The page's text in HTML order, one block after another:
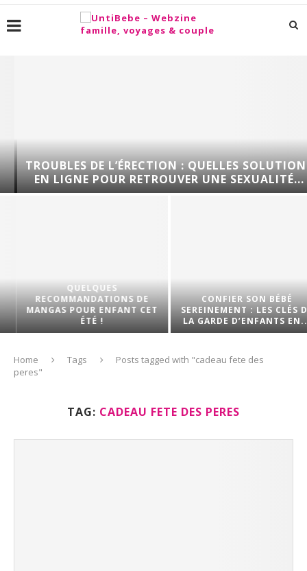
TROUBLES DE L’ÉRECTION : QUELLES SOLUTIONS
EN LIGNE POUR RETROUVER UNE SEXUALITÉ...
QUELQUES
RECOMMANDATIONS DE
MANGAS POUR ENFANT CET
ÉTÉ !
CONFIER SON BÉBÉ
SEREINEMENT : LES CLÉS DE
LA GARDE D’ENFANTS EN...
Home Tags
Posts tagged with "cadeau fete des
peres"
TAG: CADEAU FETE DES PERES